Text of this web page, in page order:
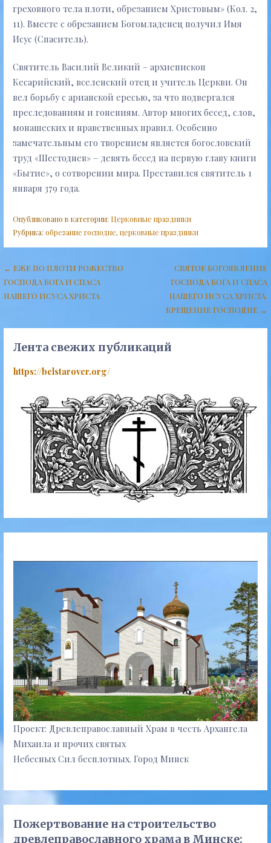
греховного тела плоти, обрезанием Христовым» (Кол. 2,
11). Вместе с обрезанием Богомладенец получил Имя
Исус (Спаситель).
Святитель Василий Великий – архиепископ
Кесарийский, вселенский отец и учитель Церкви. Он
вел борьбу с арианской ересью, за что подвергался
преследованиям и гонениям. Автор многих бесед, слов,
монашеских и нравственных правил. Особенно
замечательным его творением является богословский
труд «Шестоднев» – девять бесед на первую главу книги
«Бытие», о сотворении мира. Преставился святитель 1
января 379 года.
Опубликовано в категории: Церковные праздники
Рубрика: обрезание господне, церковные праздники
Навигация
по
← ЕЖЕ ПО ПЛОТИ РОЖЕСТВО
ГОСПОДА БОГА И СПАСА
НАШЕГО ИСУСА ХРИСТА
СВЯТОЕ БОГОЯВЛЕНИЕ
ГОСПОДА БОГА И СПАСА
НАШЕГО ИСУСА ХРИСТА.
КРЕЩЕНИЕ ГОСПОДНЕ →
Лента свежих публикаций
https://belstarover.org/
Проект: Древлеправославный Храм в честь Архангела
Михаила и прочих святых
Небесных Сил бесплотных. Город Минск
Пожертвование на строительство
древлеправославного храма в Минске: